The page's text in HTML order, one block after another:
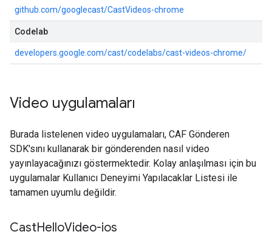
github.com/googlecast/CastVideos-chrome
Codelab
developers.google.com/cast/codelabs/cast-videos-chrome/
Video uygulamaları
Burada listelenen video uygulamaları, CAF Gönderen
SDK'sını kullanarak bir gönderenden nasıl video
yayınlayacağınızı göstermektedir. Kolay anlaşılması için bu
uygulamalar Kullanıcı Deneyimi Yapılacaklar Listesi ile
tamamen uyumlu değildir.
CastHelloVideo-ios